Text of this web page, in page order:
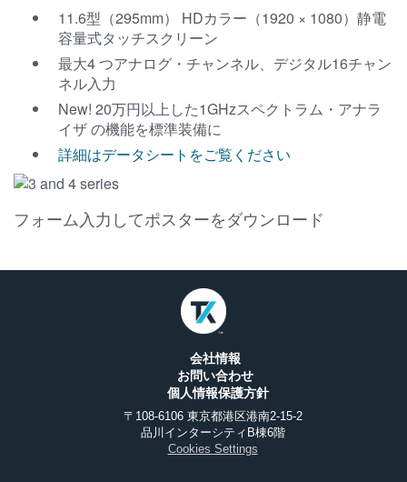
11.6型（295mm） HDカラー（1920 × 1080）静電
容量式タッチスクリーン
最大4 つアナログ・チャンネル、デジタル16チャン
ネル入力
New! 20万円以上した1GHzスペクトラム・アナラ
イザ の機能を標準装備に
詳細はデータシートをご覧ください
フォーム入力してポスターをダウンロード
会社情報
お問い合わせ
個人情報保護方針
〒108-6106 東京都港区港南2-15-2
品川インターシティB棟6階
Cookies Settings